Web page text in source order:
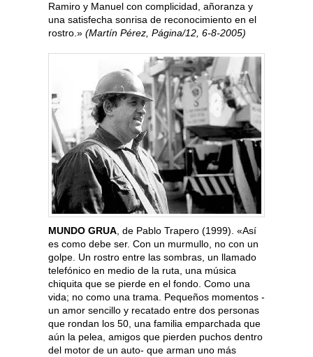
Ramiro y Manuel con complicidad, añoranza y
una satisfecha sonrisa de reconocimiento en el
rostro.» (Martín Pérez, Página/12, 6-8-2005)
MUNDO GRUA, de Pablo Trapero (1999). «Así
es como debe ser. Con un murmullo, no con un
golpe. Un rostro entre las sombras, un llamado
telefónico en medio de la ruta, una música
chiquita que se pierde en el fondo. Como una
vida; no como una trama. Pequeños momentos -
un amor sencillo y recatado entre dos personas
que rondan los 50, una familia emparchada que
aún la pelea, amigos que pierden puchos dentro
del motor de un auto- que arman uno más